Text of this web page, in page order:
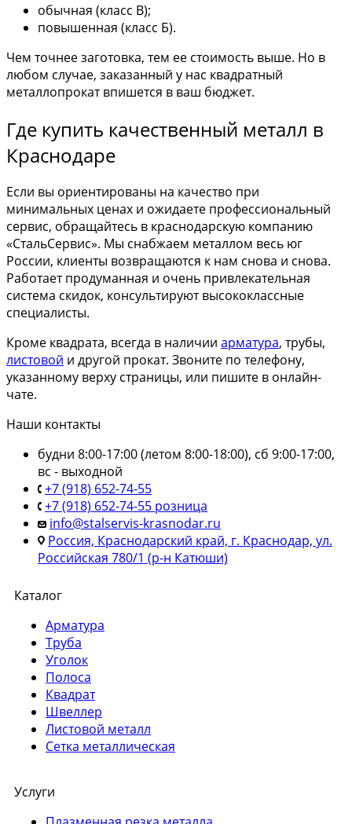
обычная (класс В);
повышенная (класс Б).
Чем точнее заготовка, тем ее стоимость выше. Но в
любом случае, заказанный у нас квадратный
металлопрокат впишется в ваш бюджет.
Где купить качественный металл в
Краснодаре
Если вы ориентированы на качество при
минимальных ценах и ожидаете профессиональный
сервис, обращайтесь в краснодарскую компанию
«СтальСервис». Мы снабжаем металлом весь юг
России, клиенты возвращаются к нам снова и снова.
Работает продуманная и очень привлекательная
система скидок, консультируют высококлассные
специалисты.
Кроме квадрата, всегда в наличии арматура, трубы,
листовой и другой прокат. Звоните по телефону,
указанному верху страницы, или пишите в онлайн-
чате.
Наши контакты
будни 8:00-17:00 (летом 8:00-18:00), сб 9:00-17:00,
вс - выходной
+7 (918) 652-74-55
+7 (918) 652-74-55 розница
info@stalservis-krasnodar.ru
Россия, Краснодарский край, г. Краснодар, ул.
Российская 780/1 (р-н Катюши)
Каталог
Арматура
Труба
Уголок
Полоса
Квадрат
Швеллер
Листовой металл
Сетка металлическая
Услуги